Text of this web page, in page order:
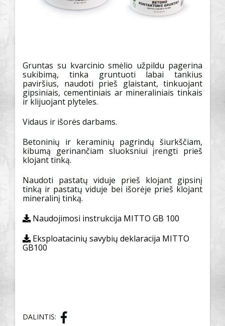
Gruntas su kvarcinio smėlio užpildu pagerina
sukibimą, tinka gruntuoti labai tankius
paviršius, naudoti prieš glaistant, tinkuojant
gipsiniais, cementiniais ar mineraliniais tinkais
ir klijuojant plyteles.
Vidaus ir išorės darbams.
Betoninių ir keraminių pagrindų šiurkščiam,
kibumą gerinančiam sluoksniui įrengti prieš
klojant tinką.
Naudoti pastatų viduje prieš klojant gipsinį
tinką ir pastatų viduje bei išorėje prieš klojant
mineralinį tinką.
Naudojimosi instrukcija MITTO GB 100
Eksploatacinių savybių deklaracija MITTO
GB100
DALINTIS: